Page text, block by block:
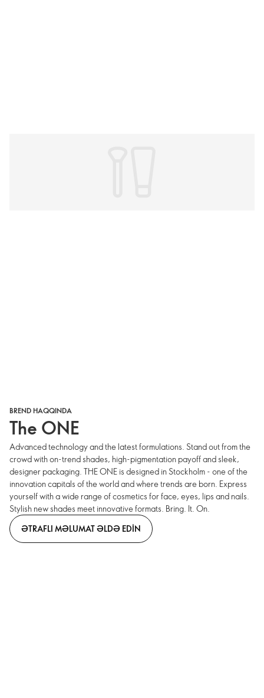
BREND HAQQINDA
The ONE
Advanced technology and the latest formulations. Stand out from the
crowd with on-trend shades, high-pigmentation payoff and sleek,
designer packaging. THE ONE is designed in Stockholm - one of the
innovation capitals of the world and where trends are born. Express
yourself with a wide range of cosmetics for face, eyes, lips and nails.
Stylish new shades meet innovative formats. Bring. It. On.
ƏTRAFLI MƏLUMAT ƏLDƏ EDIN